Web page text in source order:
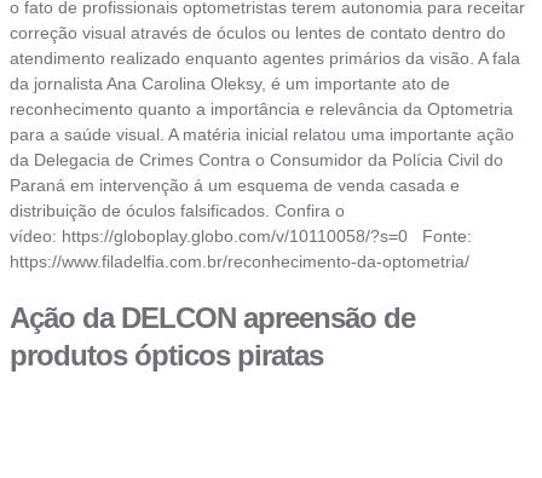
o fato de profissionais optometristas terem autonomia para receitar
correção visual através de óculos ou lentes de contato dentro do
atendimento realizado enquanto agentes primários da visão. A fala
da jornalista Ana Carolina Oleksy, é um importante ato de
reconhecimento quanto a importância e relevância da Optometria
para a saúde visual. A matéria inicial relatou uma importante ação
da Delegacia de Crimes Contra o Consumidor da Polícia Civil do
Paraná em intervenção á um esquema de venda casada e
distribuição de óculos falsificados. Confira o
vídeo: https://globoplay.globo.com/v/10110058/?s=0 Fonte:
https://www.filadelfia.com.br/reconhecimento-da-optometria/
Ação da DELCON apreensão de
produtos ópticos piratas